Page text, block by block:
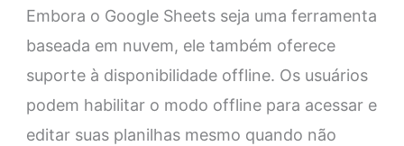
Embora o Google Sheets seja uma ferramenta
baseada em nuvem, ele também oferece
suporte à disponibilidade offline. Os usuários
podem habilitar o modo offline para acessar e
editar suas planilhas mesmo quando não